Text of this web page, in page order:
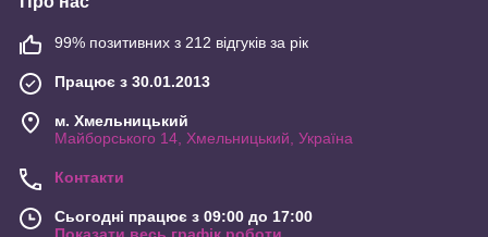
99% позитивних з 212 відгуків за рік
Працює з 30.01.2013
м. Хмельницький
Майборського 14, Хмельницький, Україна
Контакти
Сьогодні працює з 09:00 до 17:00